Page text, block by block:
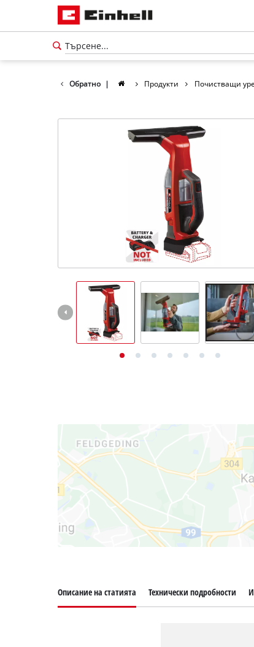
Обратно | Продукти Почистващи
Описание на статията Технически подробности